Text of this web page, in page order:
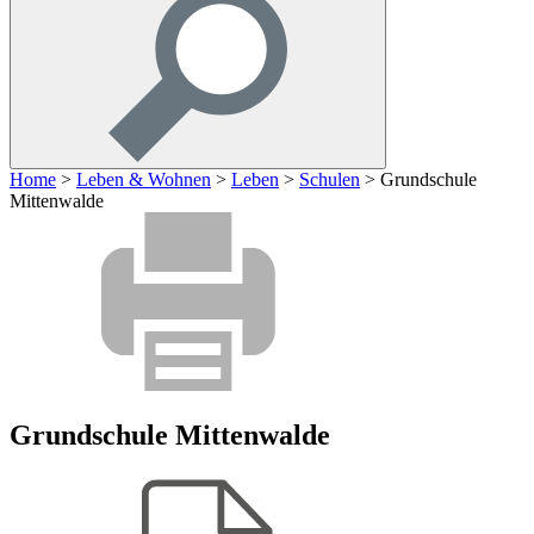
Home > Leben & Wohnen > Leben > Schulen > Grundschule
Mittenwalde
Grundschule Mittenwalde